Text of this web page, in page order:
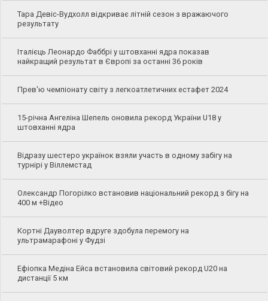
Тара Девіс-Вудхолл відкриває літній сезон з вражаючого
результату
Італієць Леонардо Фаббрі у штовханні ядра показав
найкращий результат в Європі за останні 36 років
Прев'ю чемпіонату світу з легкоатлетичних естафет 2024
15-річна Ангеліна Шепель оновила рекорд України U18 у
штовханні ядра
Відразу шестеро українок взяли участь в одному забігу на
турнірі у Віллемстад
Олександр Погорілко встановив національний рекорд з бігу на
400 м +Відео
Кортні Дауволтер вдруге здобула перемогу на
ультрамарафоні у Фудзі
Ефіопка Медіна Ейса встановила світовий рекорд U20 на
дистанції 5 км